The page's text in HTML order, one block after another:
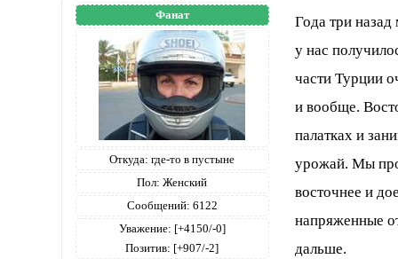
Фанат
Откуда: где-то в пустыне
Пол: Женский
Сообщений: 6122
Уважение: [+4150/-0]
Позитив: [+907/-2]
Года три
у нас
части Турции
и вообще.
палатках и
урожай. Мы
восточнее и
напряженные
дальше.